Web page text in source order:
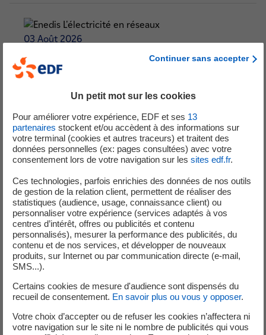
03 Août 2026
TECHNICIEN ÉLECTRICITÉ F/H
CDI
03 Août 2026
TECHNICIEN ÉLECTRICITÉ F/H
Contrat :CDI
Lieu :Paris 15
03 Août 2026
ELECTROTECHNICIEN F/H
Continuer sans accepter
Un petit mot sur les cookies
Pour améliorer votre expérience, EDF et ses 13
partenaires stockent et/ou accèdent à des informations sur
votre terminal (cookies et autres traceurs) et traitent des
données personnelles (ex: pages consultées) avec votre
consentement lors de votre navigation sur les sites edf.fr.
Ces technologies, parfois enrichies des données de nos outils
de gestion de la relation client, permettent de réaliser des
statistiques (audience, usage, connaissance client) ou
personnaliser votre expérience (services adaptés à vos
centres d’intérêt, offres ou publicités et contenu
personnalisés), mesurer la performance des publicités, du
contenu et de nos services, et développer de nouveaux
produits, sur Internet ou par communication directe (e-mail,
SMS...).
Certains cookies de mesure d'audience sont dispensés du
recueil de consentement. En savoir plus ou vous y opposer.
Votre choix d’accepter ou de refuser les cookies n’affectera ni
votre navigation sur le site ni le nombre de publicités qui vous